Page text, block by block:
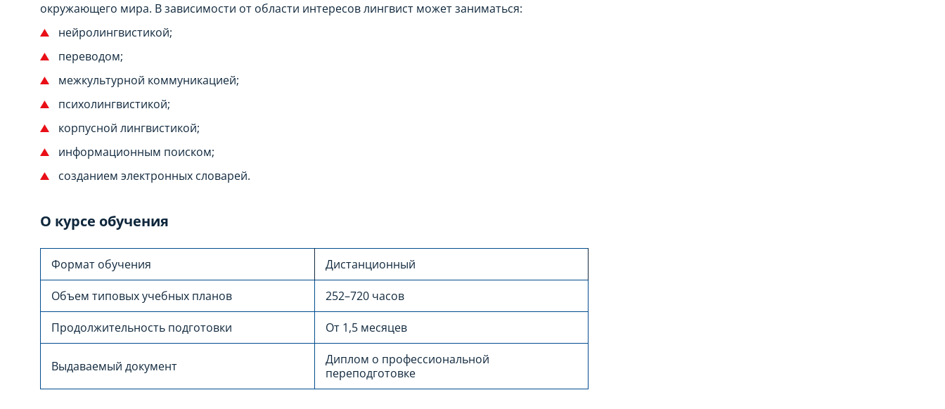
окружающего мира. В зависимости от области интересов лингвист может заниматься:
нейролингвистикой;
переводом;
межкультурной коммуникацией;
психолингвистикой;
корпусной лингвистикой;
информационным поиском;
созданием электронных словарей.
О курсе обучения
Формат обучения Дистанционный
Объем типовых учебных планов 252–720 часов
Продолжительность подготовки От 1,5 месяцев
Выдаваемый документ
Диплом о профессиональной
переподготовке